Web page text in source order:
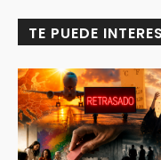
TE PUEDE